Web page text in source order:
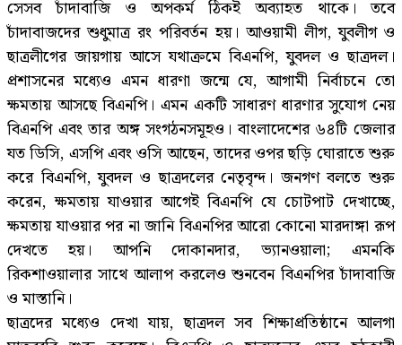
সেসব চাঁদাবাজি ও অপকর্ম ঠিকই অব্যাহত থাকে। তবে
চাঁদাবাজদের শুধুমাত্র রং পরিবর্তন হয়। আওয়ামী লীগ, যুবলীগ ও
ছাত্রলীগের জায়গায় আসে যথাক্রমে বিএনপি, যুবদল ও ছাত্রদল।
প্রশাসনের মধ্যেও এমন ধারণা জন্মে যে, আগামী নির্বাচনে তো
ক্ষমতায় আসছে বিএনপি। এমন একটি সাধারণ ধারণার সুযোগ নেয়
বিএনপি এবং তার অঙ্গ সংগঠনসমূহও। বাংলাদেশের ৬৪টি জেলার
যত ডিসি, এসপি এবং ওসি আছেন, তাদের ওপর ছড়ি ঘোরাতে শুরু
করে বিএনপি, যুবদল ও ছাত্রদলের নেতৃবৃন্দ। জনগণ বলতে শুরু
করেন, ক্ষমতায় যাওয়ার আগেই বিএনপি যে চোটপাট দেখাচ্ছে,
ক্ষমতায় যাওয়ার পর না জানি বিএনপির আরো কোনো মারদাঙ্গা রূপ
দেখতে হয়। আপনি দোকানদার, ভ্যানওয়ালা; এমনকি
রিকশাওয়ালার সাথে আলাপ করলেও শুনবেন বিএনপির চাঁদাবাজি
ও মাস্তানি।
ছাত্রদের মধ্যেও দেখা যায়, ছাত্রদল সব শিক্ষাপ্রতিষ্ঠানে আলগা